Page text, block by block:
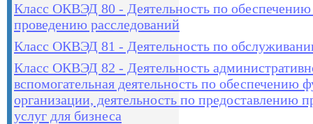
Класс ОКВЭД 80 - Деятельность по обеспечению
проведению расследований
Класс ОКВЭД 81 - Деятельность по
Класс ОКВЭД 82 - Деятельность
вспомогательная деятельность по обеспечению
организации, деятельность по предоставлению
услуг для бизнеса